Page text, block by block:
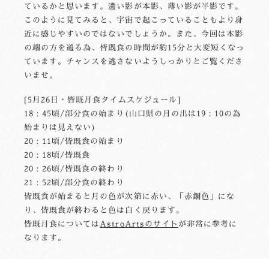
ているかと思います。濃い影が本影、薄い影が半影です。
このように見てみると、宇宙で起こっていることもより身
近に感じやすいのではないでしょうか。また、今回は本影
の端の方を通る為、皆既食の時間が約15分と大変短くなっ
ています。チャンスを逃さないようしっかりとご覧くださ
いませ。
[5月26日・皆既月食タイムスケジュール]
18：45頃/部分食の始まり(山口県の月の出は19：10の為
始まりは見えない)
20：11頃/皆既食の始まり
20：18頃/皆既食
20：26頃/皆既食の終わり
21：52頃/部分食の終わり
皆既食が始まると月の色が次第に赤い、「赤銅色」にな
り、皆既食が終わると色は白く戻ります。
皆既月食についてはAstroArtsのサイト が非常に参考に
なります。